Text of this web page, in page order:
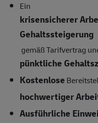
Ein
krisensicherer
Gehaltssteigerung
gemäß Tarifvertrag
pünktliche
Kostenlose
hochwertiger
Ausführliche